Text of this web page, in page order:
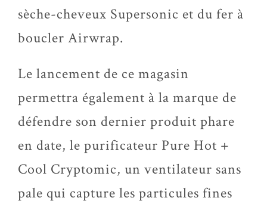
sèche-cheveux Supersonic et du fer à
boucler Airwrap.
Le lancement de ce magasin
permettra également à la marque de
défendre son dernier produit phare
en date, le purificateur Pure Hot +
Cool Cryptomic, un ventilateur sans
pale qui capture les particules fines